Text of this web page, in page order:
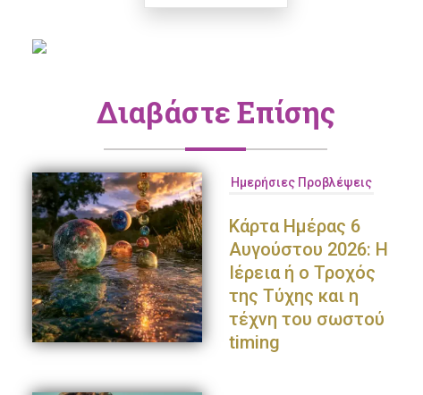
Διαβάστε Επίσης
Ημερήσιες Προβλέψεις
Κάρτα Ημέρας 6
Αυγούστου 2026: Η
Ιέρεια ή ο Τροχός
της Τύχης και η
τέχνη του σωστού
timing